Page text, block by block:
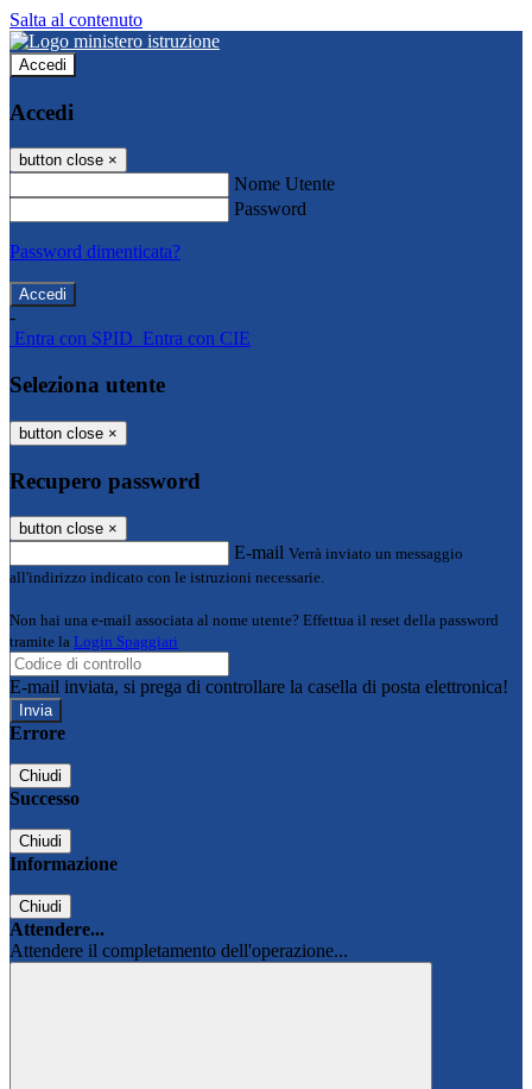
Salta al contenuto
Accedi
Accedi
button close ×
Nome Utente
Password
Password dimenticata?
-
Entra con SPID Entra con CIE
Seleziona utente
button close ×
Recupero password
button close ×
E-mail Verrà inviato un messaggio
all'indirizzo indicato con le istruzioni necessarie.
Non hai una e-mail associata al nome utente? Effettua il reset della password
tramite la Login Spaggiari
E-mail inviata, si prega di controllare la casella di posta elettronica!
Errore
Chiudi
Successo
Chiudi
Informazione
Chiudi
Attendere...
Attendere il completamento dell'operazione...